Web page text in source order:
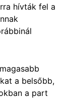
hívták fel a
a belsőbb,
a part